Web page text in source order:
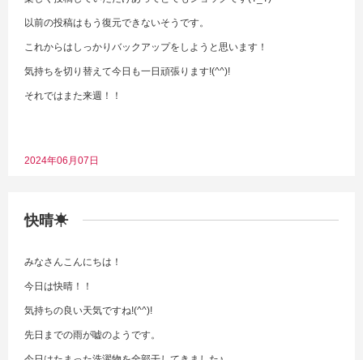
以前の投稿はもう復元できないそうです。
これからはしっかりバックアップをしようと思います！
気持ちを切り替えて今日も一日頑張ります!(^^)!
それではまた来週！！
2024年06月07日
快晴☀
みなさんこんにちは！
今日は快晴！！
気持ちの良い天気ですね!(^^)!
先日までの雨が嘘のようです。